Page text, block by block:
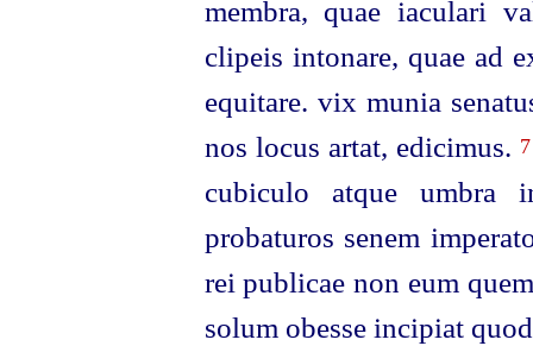
membra, quae iaculari
clipeis intonare, quae ad
equitare. vix munia
nos locus artat, edicimus. 7
cubiculo atque umbra
probaturos senem
rei publicae non eum
solum obesse incipiat